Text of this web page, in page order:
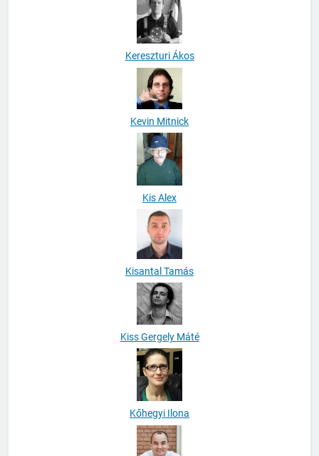
Kereszturi Ákos
Kevin Mitnick
Kis Alex
Kisantal Tamás
Kiss Gergely Máté
Kőhegyi Ilona